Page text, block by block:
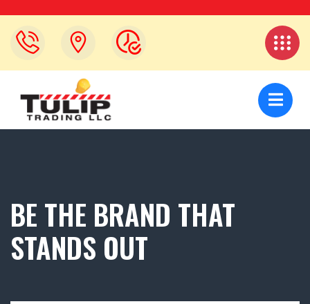
BE THE BRAND THAT
STANDS OUT